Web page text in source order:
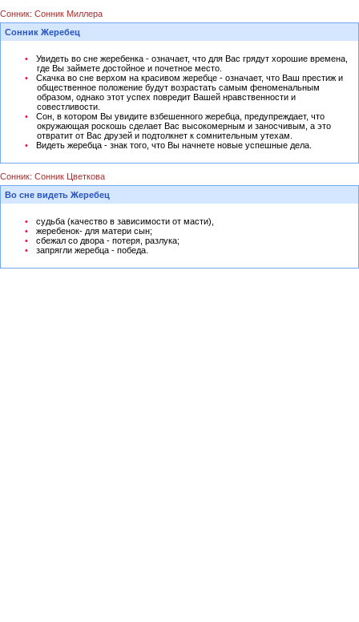
Сонник: Сонник Миллера
Сонник Жеребец
Увидеть во сне жеребенка - означает, что для Вас грядут хорошие времена,
где Вы займете достойное и почетное место.
Скачка во сне верхом на красивом жеребце - означает, что Ваш престиж и
общественное положение будут возрастать самым феноменальным
образом, однако этот успех повредит Вашей нравственности и
совестливости.
Сон, в котором Вы увидите взбешенного жеребца, предупреждает, что
окружающая роскошь сделает Вас высокомерным и заносчивым, а это
отвратит от Вас друзей и подтолкнет к сомнительным утехам.
Видеть жеребца - знак того, что Вы начнете новые успешные дела.
Сонник: Сонник Цветкова
Во сне видеть Жеребец
судьба (качество в зависимости от масти),
жеребенок- для матери сын;
сбежал со двора - потеря, разлука;
запрягли жеребца - победа.